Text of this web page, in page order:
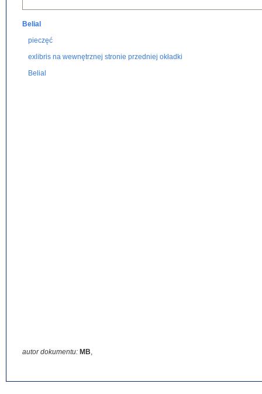
Belial
pieczęć
exlibris na wewnętrznej stronie przedniej okładki
Belial
autor dokumentu: MB,